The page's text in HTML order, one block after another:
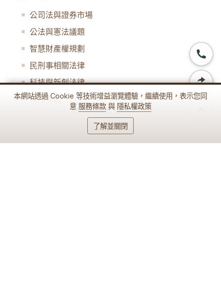
公司法與證券市場
公法與憲法議題
智慧財產權規劃
民刑事相關法律
科技與新創法律
稅務規劃
本網站透過 Cookie 等技術增益瀏覽體驗，繼續使用，表示您同
意 服務條款 與 隱私權政策
了解並關閉